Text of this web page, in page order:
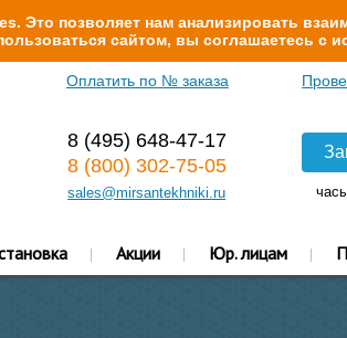
Это позволяет нам анализировать
сайтом, вы соглашаетесь с
Оплатить по № заказа
8 (495) 648-47-17
8 (800) 302-75-05
sales@mirsantekhniki.ru
Акции Юр. лицам